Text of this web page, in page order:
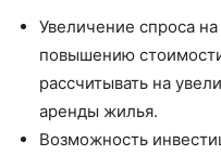
Увеличение спроса
повышению
рассчитывать на
аренды жилья.
Возможность